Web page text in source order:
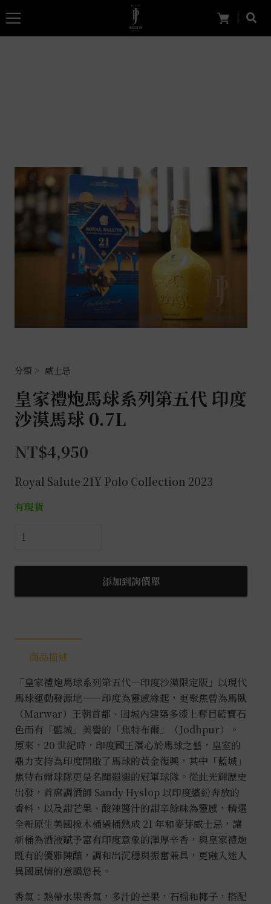
威士忌
皇家禮炮馬球系列第五代 印度
沙漠馬球 0.7L
NT$4,950
Royal Salute 21Y Polo Collection 2023
有現貨
皇
禮
馬
列
代
印
度
沙
漠
馬
球
0.7L
數
量
添加到詢價單
商品描述
「皇家禮炮馬球系列第五代－印度沙漠限定版」以現代
馬球運動發源地——印度為靈感緣起，更聚焦曾為馬臥
（Marwar）王朝首都、因城內建築多漆上奪目藍寶石
色而有「藍城」美譽的「焦特布爾」（Jodhpur）。
原來，20 世紀時，印度國王潛心於馬球之藝，皇室的
鼎力支持為印度開啟了馬球的黃金復興，其中「藍城」
焦特布爾球隊更是名聞遐邇的冠軍球隊。從此光輝歷史
出發，首席調酒師 Sandy Hyslop 以印度繽紛奔放的
香料，以及甜芒果、酸辣醬汁的甜辛餘味為靈感，精選
全新原生美國橡木桶過桶熟成 21 年和麥芽威士忌，讓
新桶為酒液賦予富有印度意象的渾厚辛香，與皇家禮炮
既有的優雅陳釀，調和出沉穩與振奮兼具，更融入迷人
異國風情的意韻悠長。
香氣：熱帶水果香氣，多汁的芒果，石榴和椰子，搭配